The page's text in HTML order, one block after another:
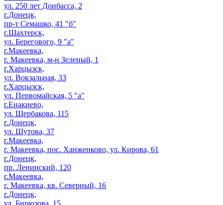
ул. 250 лет Донбасса, 2
г.Донецк,
пр-т Семашко, 41 "б"
г.Шахтерск,
ул. Берегового, 9 "а"
г.Макеевка,
г. Макеевка, м-н Зеленый, 1
г.Харцызск,
ул. Вокзальная, 33
г.Харцызск,
ул. Первомайская, 5 "а"
г.Енакиево,
ул. Щербакова, 115
г.Донецк,
ул. Шутова, 37
г.Макеевка,
г. Макеевка, пос. Ханженково, ул. Кирова, 61
г.Донецк,
пр. Ленинский, 120
г.Макеевка,
г. Макеевка, кв. Северный, 16
г.Донецк,